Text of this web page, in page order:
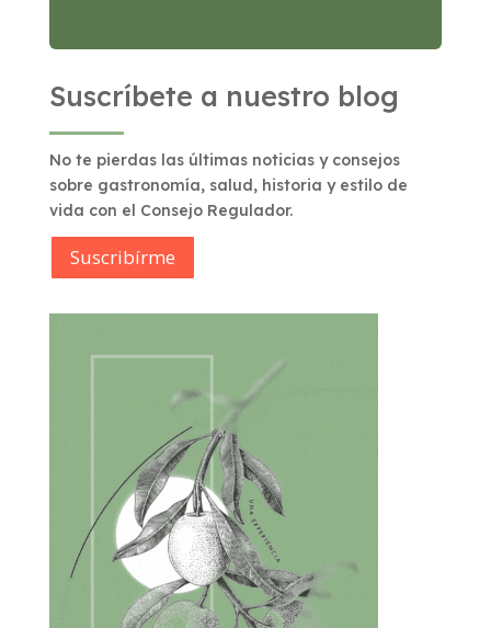
Suscríbete a nuestro blog
No te pierdas las últimas noticias y consejos
sobre gastronomía, salud, historia y estilo de
vida con el Consejo Regulador.
Suscribírme